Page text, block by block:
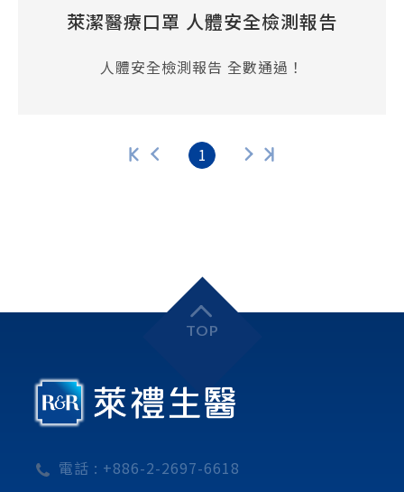
萊潔醫療口罩 人體安全檢測報告
人體安全檢測報告 全數通過！
1
電話 : +886-2-2697-6618
TOP